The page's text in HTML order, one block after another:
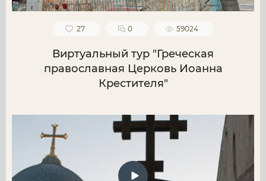
27 0 59024
Виртуальный тур "Греческая
православная Церковь Иоанна
Крестителя"